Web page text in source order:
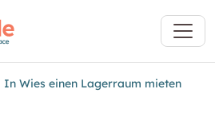
In Wies einen Lagerraum mieten